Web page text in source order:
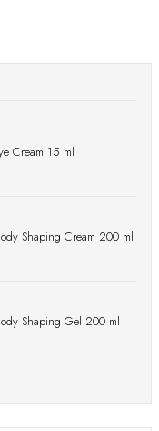
Cream 15 ml
Shaping Cream 200 ml
Shaping Gel 200 ml